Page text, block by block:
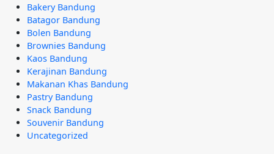
Bakery Bandung
Batagor Bandung
Bolen Bandung
Brownies Bandung
Kaos Bandung
Kerajinan Bandung
Makanan Khas Bandung
Pastry Bandung
Snack Bandung
Souvenir Bandung
Uncategorized